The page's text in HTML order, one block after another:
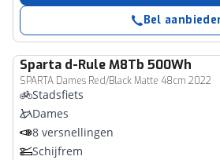
Bel
Sparta d-Rule M8Tb 500Wh
SPARTA Dames Red/Black Matte 48cm 2022
Stadsfiets
Dames
8 versnellingen
Schijfrem